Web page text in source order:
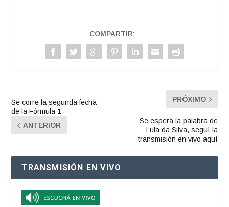
COMPARTIR:
Se corre la segunda fecha
de la Fórmula 1
ANTERIOR
PRÓXIMO
Se espera la palabra de
Lula da Silva, seguí la
transmisión en vivo aquí
TRANSMISIÓN EN VIVO